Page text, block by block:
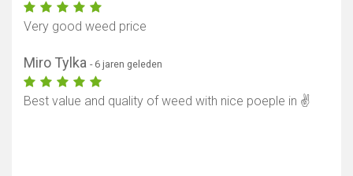
Very good weed price
Miro Tylka - 6 jaren geleden
Best value and quality of weed with nice poeple in ✌️